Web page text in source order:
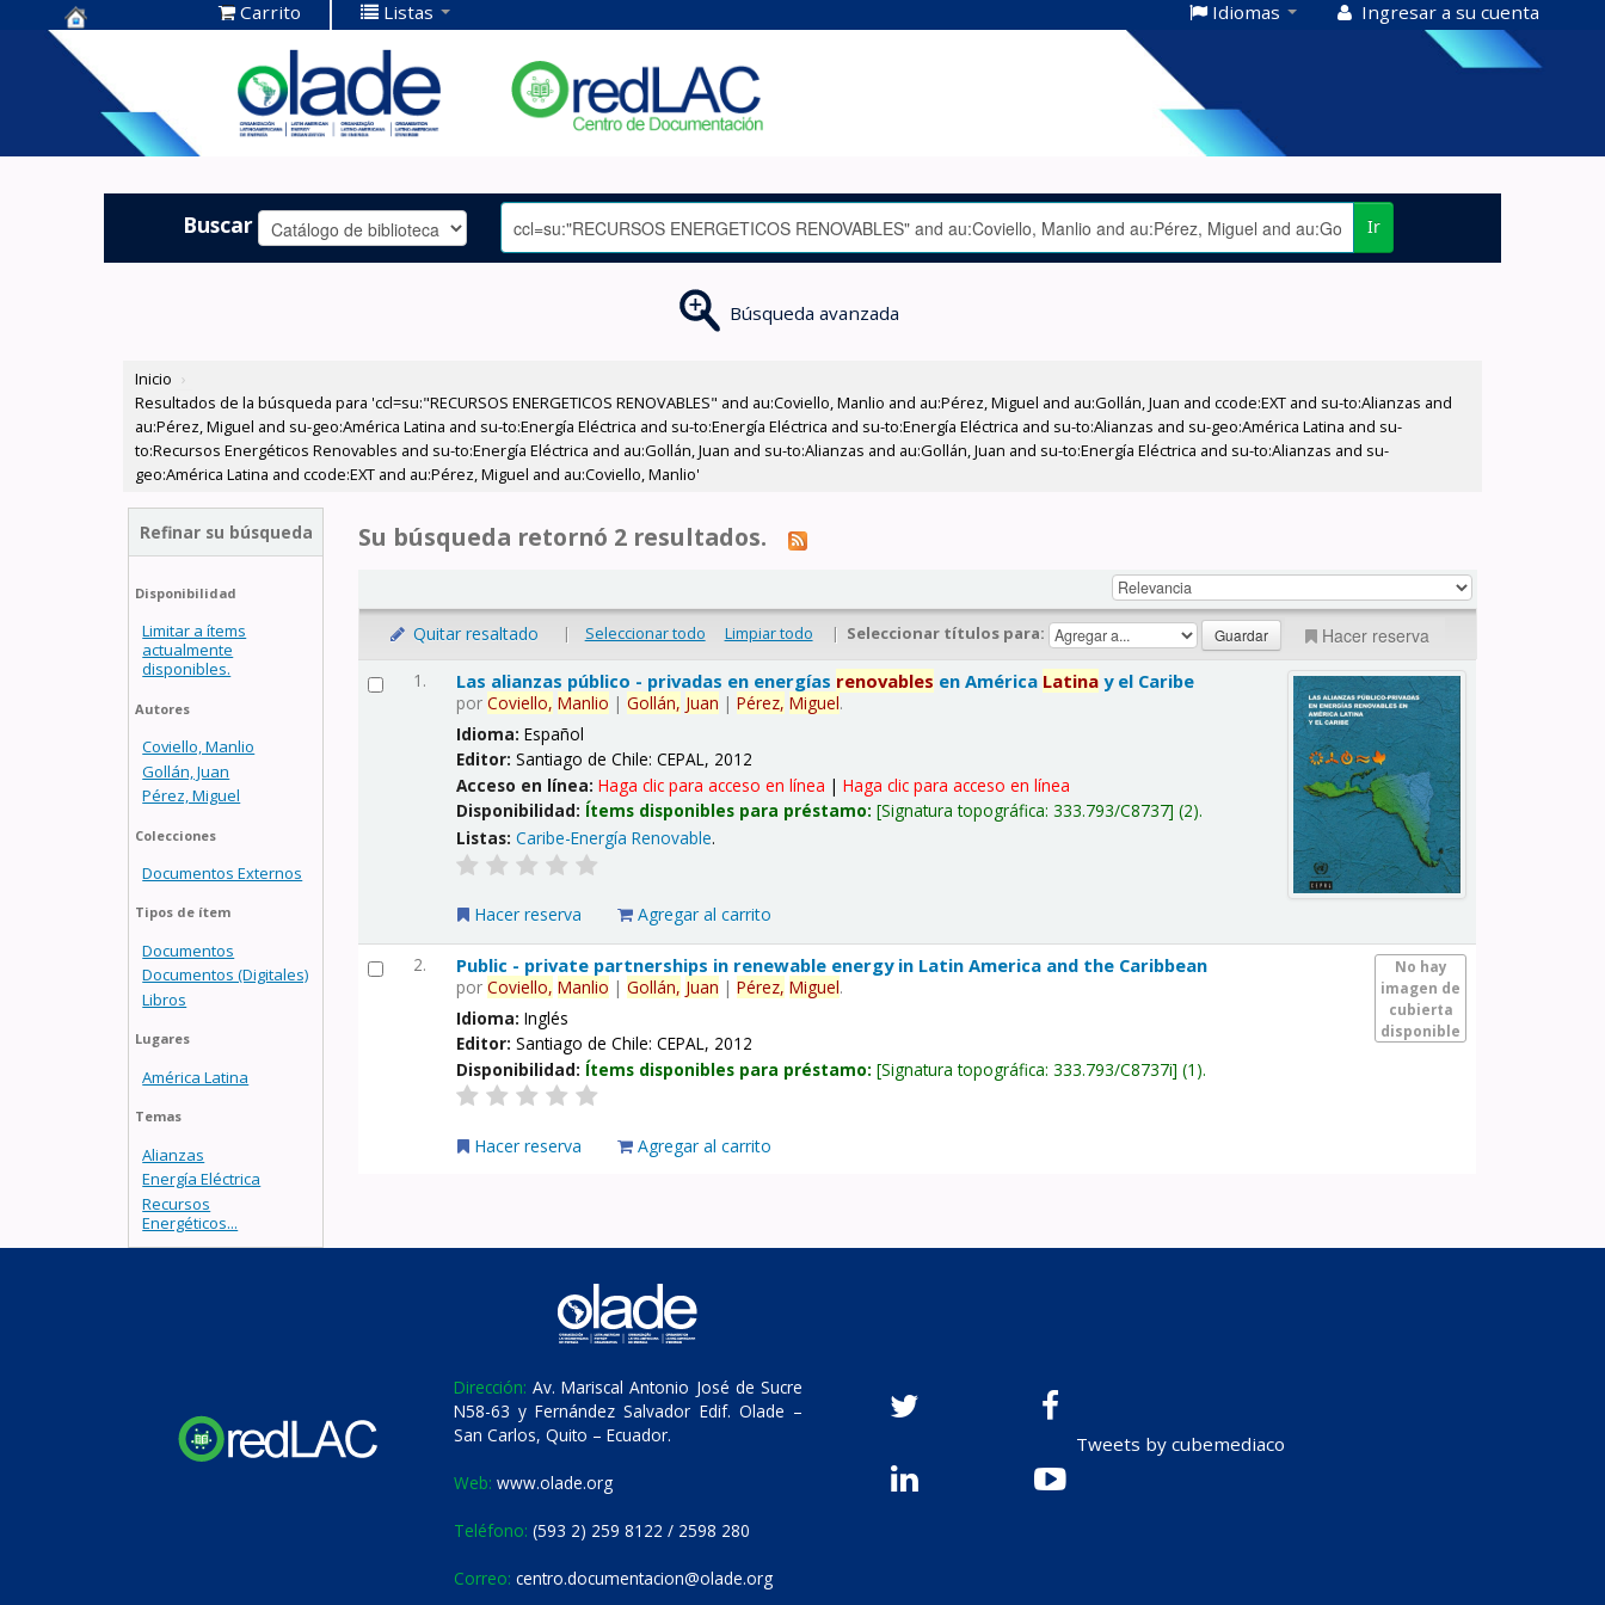
Centro de
Documentación
OLADE -
Carrito Listas Idiomas Ingresar a su cuenta
Buscar Ir
Búsqueda avanzada
Inicio ›
Resultados de la búsqueda para 'ccl=su:"RECURSOS ENERGETICOS RENOVABLES" and au:Coviello, Manlio and au:Pérez, Miguel and au:Gollán, Juan and ccode:EXT and su-to:Alianzas and
au:Pérez, Miguel and su-geo:América Latina and su-to:Energía Eléctrica and su-to:Energía Eléctrica and su-to:Energía Eléctrica and su-to:Alianzas and su-geo:América Latina and su-
to:Recursos Energéticos Renovables and su-to:Energía Eléctrica and au:Gollán, Juan and su-to:Alianzas and au:Gollán, Juan and su-to:Energía Eléctrica and su-to:Alianzas and su-
geo:América Latina and ccode:EXT and au:Pérez, Miguel and au:Coviello, Manlio'
Refinar su búsqueda
Disponibilidad
Limitar a ítems
actualmente
disponibles.
Autores
Coviello, Manlio
Gollán, Juan
Pérez, Miguel
Colecciones
Documentos Externos
Tipos de ítem
Documentos
Documentos (Digitales)
Libros
Lugares
América Latina
Temas
Alianzas
Energía Eléctrica
Recursos
Energéticos...
Su búsqueda retornó 2 resultados.
Quitar resaltado | Seleccionar todo Limpiar todo | Seleccionar títulos para: Hacer reserva
1. Las alianzas público - privadas en energías renovables en América Latina y el Caribe
porCoviello, Manlio |Gollán, Juan |Pérez, Miguel.
Idioma:Español
Editor:Santiago de Chile: CEPAL, 2012
Acceso en línea:Haga clic para acceso en línea |Haga clic para acceso en línea
Disponibilidad: Ítems disponibles para préstamo: Signatura topográfica:333.793/C8737 (2).
Listas: Caribe-Energía Renovable.
Hacer reserva Agregar al carrito
2.
No hay
imagen de
cubierta
disponible
Public - private partnerships in renewable energy in Latin America and the Caribbean
porCoviello, Manlio |Gollán, Juan |Pérez, Miguel.
Idioma:Inglés
Editor:Santiago de Chile: CEPAL, 2012
Disponibilidad: Ítems disponibles para préstamo: Signatura topográfica:333.793/C8737i (1).
Hacer reserva Agregar al carrito
Dirección: Av. Mariscal Antonio José de Sucre
N58-63 y Fernández Salvador Edif. Olade –
San Carlos, Quito – Ecuador.
Web: www.olade.org
Teléfono: (593 2) 259 8122 / 2598 280
Correo: centro.documentacion@olade.org
Tweets by cubemediaco